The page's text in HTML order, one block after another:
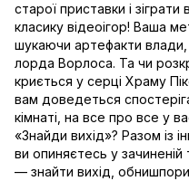
старої приставки і
класику відеоігор! Ваша
шукаючи артефакти
лорда Ворлоса. Та чи
криється у серці Храму
вам доведеться
кімнаті, на все про все у
«Знайди вихід»? Разом із
ви опиняєтесь у зачиненій
— знайти вихід,